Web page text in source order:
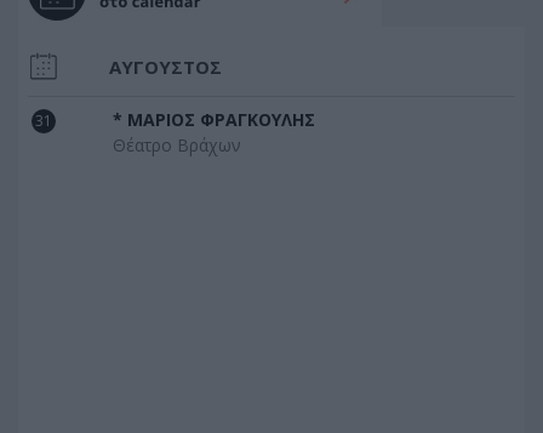
ΑΥΓΟΥΣΤΟΣ
31
* ΜΑΡΙΟΣ ΦΡΑΓΚΟΥΛΗΣ
Θέατρο Βράχων